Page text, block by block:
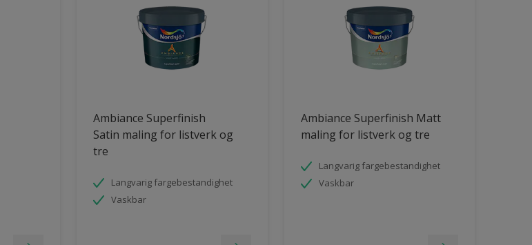
Ambiance Superfinish
Satin maling for listverk og
tre
Langvarig fargebestandighet
Vaskbar
Ambiance Superfinish Matt
maling for listverk og tre
Langvarig fargebestandighet
Vaskbar